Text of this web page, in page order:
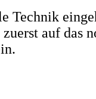
Technik
auf das